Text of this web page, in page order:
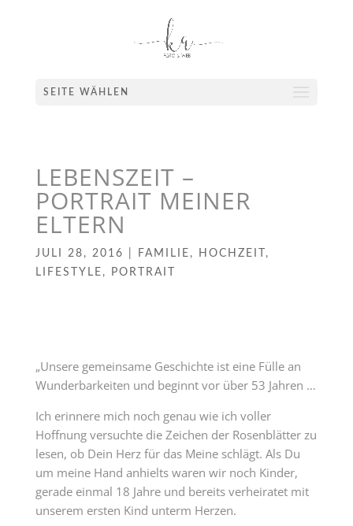
SEITE WÄHLEN
LEBENSZEIT –
PORTRAIT MEINER
ELTERN
JULI 28, 2016 FAMILIE , HOCHZEIT ,
LIFESTYLE , PORTRAIT
„Unsere gemeinsame Geschichte ist eine Fülle an
Wunderbarkeiten und beginnt vor über 53 Jahren …
Ich erinnere mich noch genau wie ich voller
Hoffnung versuchte die Zeichen der Rosenblätter zu
lesen, ob Dein Herz für das Meine schlägt. Als Du
um meine Hand anhielts waren wir noch Kinder,
gerade einmal 18 Jahre und bereits verheiratet mit
unserem ersten Kind unterm Herzen.